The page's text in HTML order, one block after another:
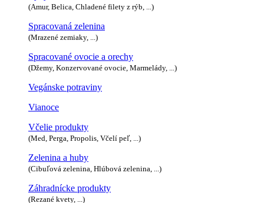
(Amur, Belica, Chladené filety z rýb, ...)
Spracovaná zelenina
(Mrazené zemiaky, ...)
Spracované ovocie a orechy
(Džemy, Konzervované ovocie, Marmelády, ...)
Vegánske potraviny
Vianoce
Včelie produkty
(Med, Perga, Propolis, Včelí peľ, ...)
Zelenina a huby
(Cibuľová zelenina, Hlúbová zelenina, ...)
Záhradnícke produkty
(Rezané kvety, ...)